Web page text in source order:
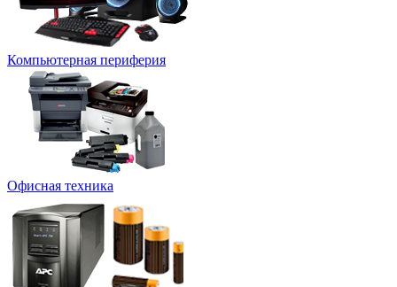
Компьютерная периферия
Офисная техника